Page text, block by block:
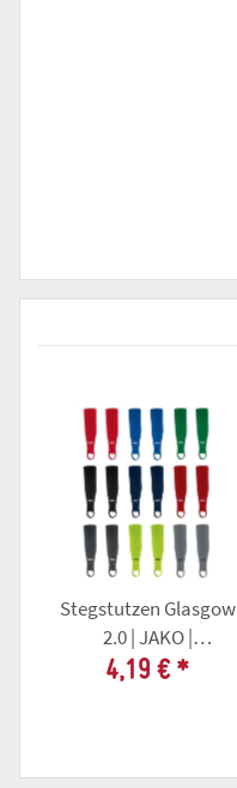
Stegstutzen Glasgow
2.0 | JAKO |
Multicolour
4,19 € *